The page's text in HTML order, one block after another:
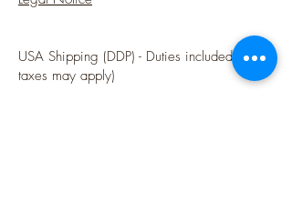
USA Shipping (DDP) - Duties included (Local
taxes may apply)